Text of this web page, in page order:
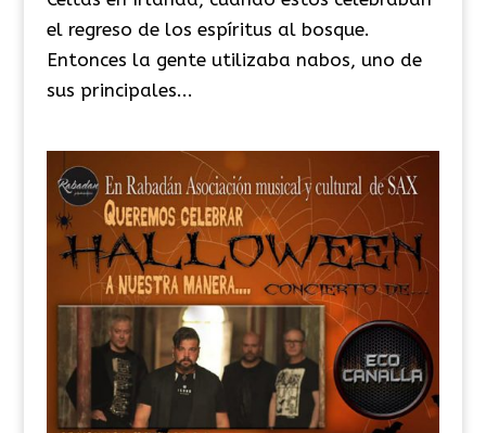
el regreso de los espíritus al bosque.
Entonces la gente utilizaba nabos, uno de
sus principales...